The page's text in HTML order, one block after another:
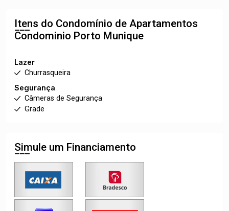
Itens do Condomínio de Apartamentos
Condominio Porto Munique
Lazer
Churrasqueira
Segurança
Câmeras de Segurança
Grade
Simule um Financiamento